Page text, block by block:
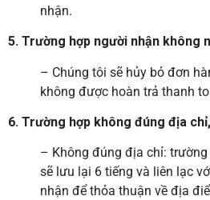
nhận.
5. Trường hợp người nhận không
– Chúng tôi sẽ hủy bỏ đơn
không được hoàn trả thanh
6. Trường hợp không đúng địa
– Không đúng địa chỉ:
sẽ lưu lại 6 tiếng và liên lạc
nhận để thỏa thuận về địa